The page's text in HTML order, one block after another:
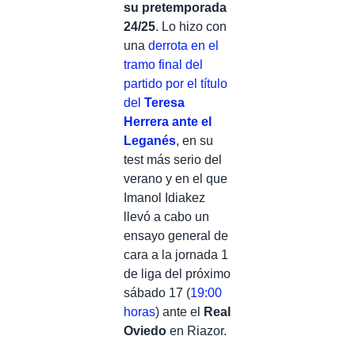
su pretemporada
24/25. Lo hizo con
una derrota en el
tramo final del
partido por el título
del Teresa
Herrera ante el
Leganés, en su
test más serio del
verano y en el que
Imanol Idiakez
llevó a cabo un
ensayo general de
cara a la jornada 1
de liga del próximo
sábado 17 (19:00
horas) ante el
Real
Oviedo en Riazor.